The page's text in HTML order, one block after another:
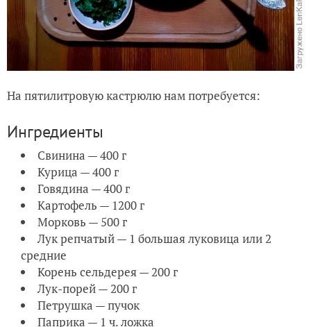
На пятилитровую кастрюлю нам потребуется:
Ингредиенты
Свинина — 400 г
Курица — 400 г
Говядина — 400 г
Картофель — 1200 г
Морковь — 500 г
Лук репчатый — 1 большая луковица или 2
средние
Корень сельдерея — 200 г
Лук-порей — 200 г
Петрушка — пучок
Паприка — 1 ч. ложка